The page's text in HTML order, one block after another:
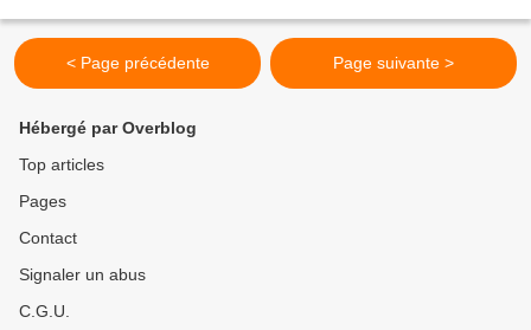
< Page précédente Page suivante >
Hébergé par Overblog
Top articles
Pages
Contact
Signaler un abus
C.G.U.